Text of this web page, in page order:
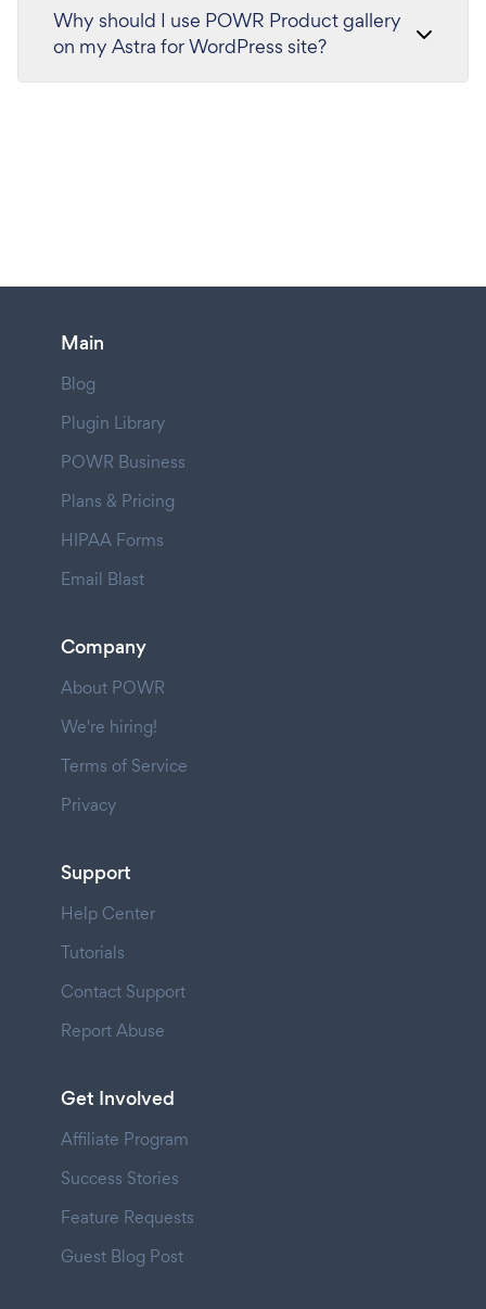
Why should I use POWR Product gallery
on my Astra for WordPress site?
Main
Blog
Plugin Library
POWR Business
Plans & Pricing
HIPAA Forms
Email Blast
Company
About POWR
We're hiring!
Terms of Service
Privacy
Support
Help Center
Tutorials
Contact Support
Report Abuse
Get Involved
Affiliate Program
Success Stories
Feature Requests
Guest Blog Post